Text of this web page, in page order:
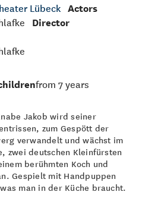
Jakob wird seiner
zum Gespött der
verwandelt und wächst im
zwei deutschen Kleinfürsten
berühmten Koch und
Gespielt mit Handpuppen
man in der Küche braucht.
Lübeck Actors
Director
from 7 years